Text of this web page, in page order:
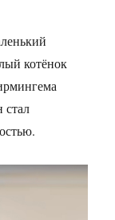
котёнок
стал